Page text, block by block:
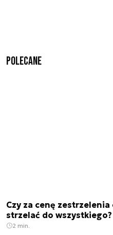
Polecane
Czy za cenę
strzelać do wszystkiego?
2 min.